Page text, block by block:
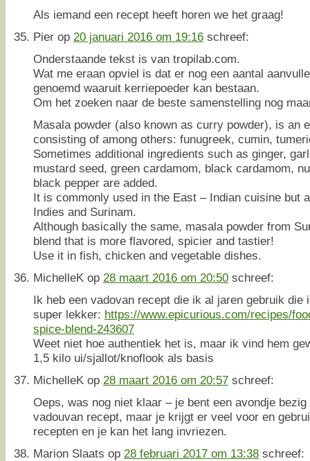
Als iemand een recept heeft horen we het graag!
Pier op 20 januari 2016 om 19:16 schreef:
Onderstaande tekst is van tropilab.com.
Wat me eraan opviel is dat er nog een aantal
genoemd waaruit kerriepoeder kan bestaan.
Om het zoeken naar de beste samenstelling nog
Masala powder (also known as curry powder), is an
consisting of among others: funugreek, cumin,
Sometimes additional ingredients such as ginger,
mustard seed, green cardamom, black cardamom,
black pepper are added.
It is commonly used in the East – Indian cuisine but
Indies and Surinam.
Although basically the same, masala powder from
blend that is more flavored, spicier and tastier!
Use it in fish, chicken and vegetable dishes.
MichelleK op 28 maart 2016 om 20:50 schreef:
Ik heb een vadovan recept die ik al jaren gebruik die
super lekker: https://www.epicurious.com/recipes/
spice-blend-243607
Weet niet hoe authentiek het is, maar ik vind hem
1,5 kilo ui/sjallot/knoflook als basis
MichelleK op 28 maart 2016 om 20:57 schreef:
Oeps, was nog niet klaar – je bent een avondje
vadouvan recept, maar je krijgt er veel voor en
recepten en je kan het lang invriezen.
Marion Slaats op 28 februari 2017 om 13:38 schreef: